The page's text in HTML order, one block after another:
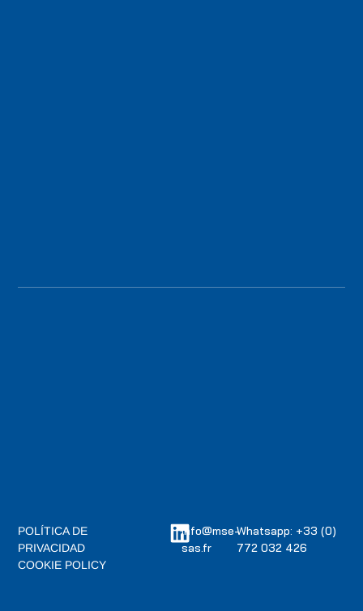
info@mse-
sas.fr
Whatsapp: +33 (0)
772 032 426
POLÍTICA DE
PRIVACIDAD
COOKIE POLICY